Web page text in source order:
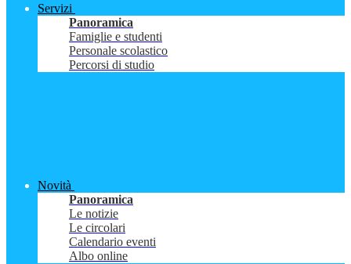
Servizi
Panoramica
Famiglie e studenti
Personale scolastico
Percorsi di studio
Novità
Panoramica
Le notizie
Le circolari
Calendario eventi
Albo online